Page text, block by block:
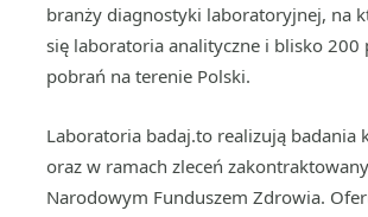
branży diagnostyki laboratoryjnej, na
się laboratoria analityczne i blisko 200
pobrań na terenie Polski.
Laboratoria badaj.to realizują badania
oraz w ramach zleceń
Narodowym Funduszem Zdrowia.